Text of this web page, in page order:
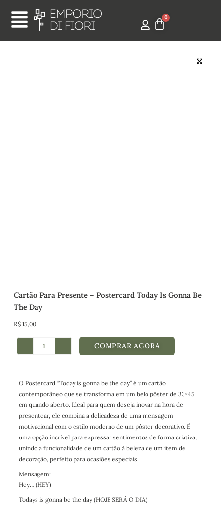
Cartão Para Presente – Postercard Today Is Gonna Be
The Day
R$15,00
COMPRAR AGORA
O Postercard “Today is gonna be the day” é um cartão
contemporâneo que se transforma em um belo pôster de 33×45
cm quando aberto. Ideal para quem deseja inovar na hora de
presentear, ele combina a delicadeza de uma mensagem
motivacional com o estilo moderno de um pôster decorativo. É
uma opção incrível para expressar sentimentos de forma criativa,
unindo a funcionalidade de um cartão à beleza de um item de
decoração, perfeito para ocasiões especiais.
Mensagem:
Hey… (HEY)
Todays is gonna be the day (HOJE SERÁ O DIA)